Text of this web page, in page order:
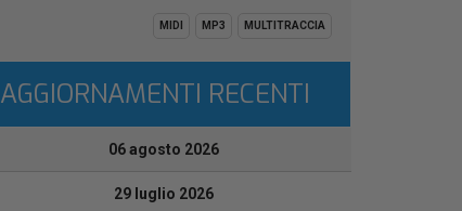
MIDI MP3 MULTITRACCIA
AGGIORNAMENTI RECENTI
06 agosto 2026
29 luglio 2026